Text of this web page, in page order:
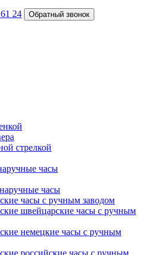
24 Обратный звонок
стрелкой
часы
часы
часы с ручным заводом
швейцарские часы с ручным
немецкие часы с ручным
российские часы с ручным